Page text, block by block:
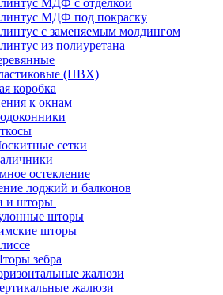
МДФ с отделкой
МДФ под покраску
с заменяемым молдингом
из полиуретана
(ПВХ)
коробка
к окнам
сетки
остекление
лоджий и балконов
и шторы
шторы
шторы
зебра
жалюзи
жалюзи